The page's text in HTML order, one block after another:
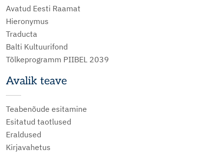
Avatud Eesti Raamat
Hieronymus
Traducta
Balti Kultuurifond
Tõlkeprogramm PIIBEL 2039
Avalik teave
Teabenõude esitamine
Esitatud taotlused
Eraldused
Kirjavahetus